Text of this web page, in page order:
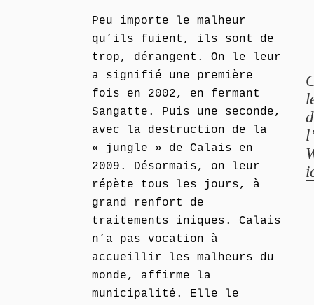
Peu importe le malheur
qu’ils fuient, ils sont de
trop, dérangent. On le leur
a signifié une première
fois en 2002, en fermant
Sangatte. Puis une seconde,
avec la destruction de la
« jungle » de Calais en
2009. Désormais, on leur
répète tous les jours, à
grand renfort de
traitements iniques. Calais
n’a pas vocation à
accueillir les malheurs du
monde, affirme la
municipalité. Elle le